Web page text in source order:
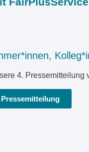
4. Pressemitteilung